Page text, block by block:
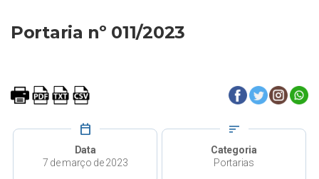
Portaria nº 011/2023
calendar_today
Data
7 de março de 2023
sort
Categoria
Portarias